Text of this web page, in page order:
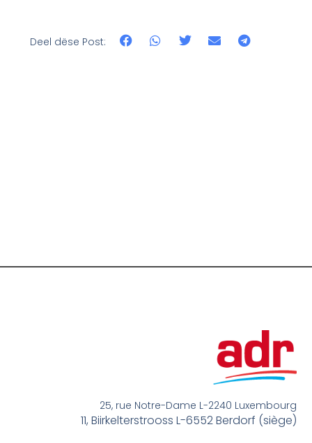
Deel dëse Post:
25, rue Notre-Dame L-2240 Luxembourg
11, Biirkelterstrooss L-6552 Berdorf (siège)